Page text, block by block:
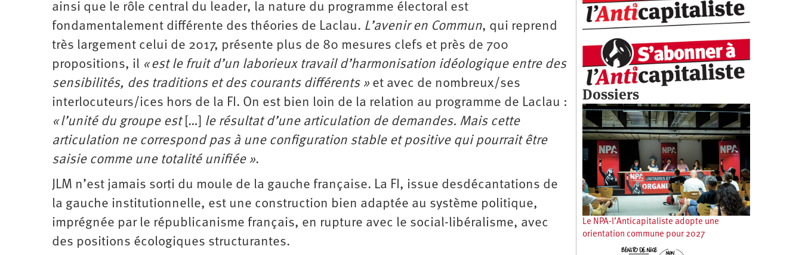
ainsi que le rôle central du leader, la nature du programme électoral est
fondamentalement différente des théories de Laclau. L’avenir en Commun, qui reprend
très largement celui de 2017, présente plus de 80 mesures clefs et près de 700
propositions, il « est le fruit d’un laborieux travail d’harmonisation idéologique entre des
sensibilités, des traditions et des courants différents » et avec de nombreux/ses
interlocuteurs/ices hors de la FI. On est bien loin de la relation au programme de Laclau :
« l’unité du groupe est[…] le résultat d’une articulation de demandes. Mais cette
articulation ne correspond pas à une configuration stable et positive qui pourrait être
saisie comme une totalité unifiée ».
JLM n’est jamais sorti du moule de la gauche française. La FI, issue desdécantations de
la gauche institutionnelle, est une construction bien adaptée au système politique,
imprégnée par le républicanisme français, en rupture avec le social-libéralisme, avec
des positions écologiques structurantes.
Dossiers
Le NPA-l’Anticapitaliste adopte une
orientation commune pour 2027